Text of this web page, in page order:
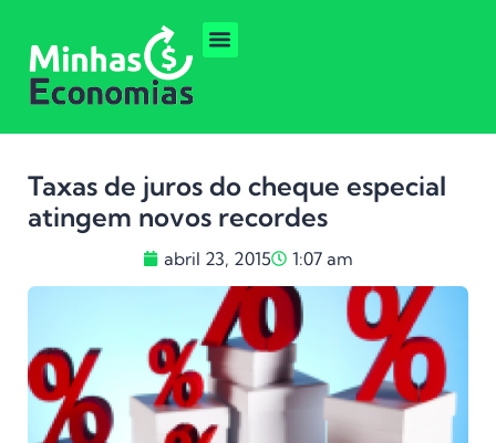
Taxas de juros do cheque especial
atingem novos recordes
abril 23, 2015 1:07 am